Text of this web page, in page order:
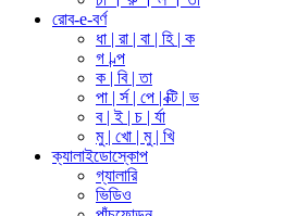
রোব-e-বর্ণ
ধা | রা | বা | হি | ক
গ | ল্প
ক | বি | তা
পা | র্স | পে | ক্টি | ভ
ব | ই | চ | র্যা
মু | খো | মু | খি
ক্যালাইডোস্কোপ
গ্যালারি
ভিডিও